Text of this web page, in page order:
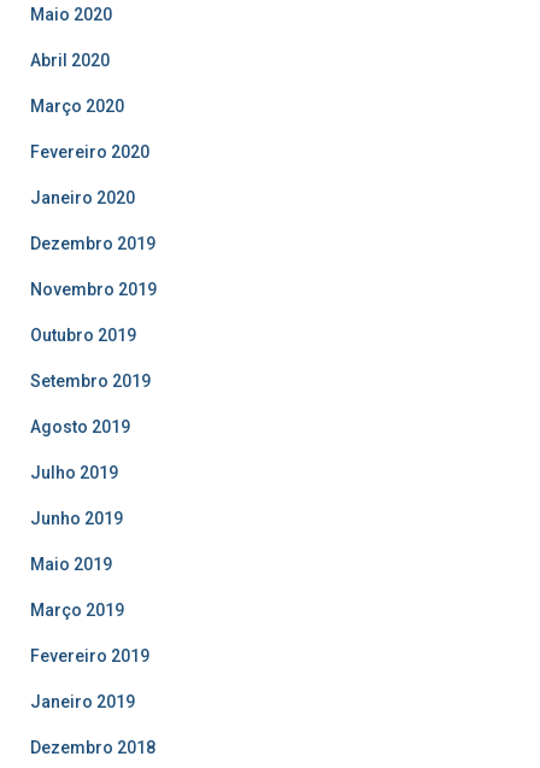
Maio 2020
Abril 2020
Março 2020
Fevereiro 2020
Janeiro 2020
Dezembro 2019
Novembro 2019
Outubro 2019
Setembro 2019
Agosto 2019
Julho 2019
Junho 2019
Maio 2019
Março 2019
Fevereiro 2019
Janeiro 2019
Dezembro 2018